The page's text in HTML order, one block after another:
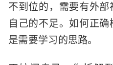
不到位的，需要有外
自己的不足。如何正
是需要学习的思路。